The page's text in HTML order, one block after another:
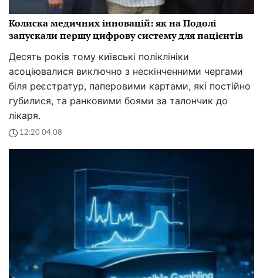
Колиска медичних інновацій: як на Подолі
запускали першу цифрову систему для пацієнтів
Десять років тому київські поліклініки
асоціювалися виключно з нескінченними чергами
біля реєстратур, паперовими картами, які постійно
губилися, та ранковими боями за талончик до
лікаря.
12:20 04.08